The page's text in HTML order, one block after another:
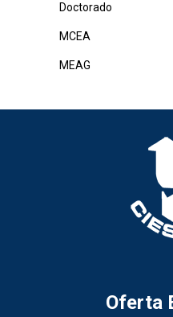
Doctorado
MCEA
MEAG
Oferta